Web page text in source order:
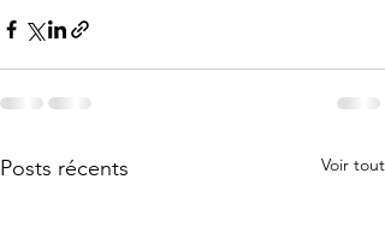
Posts récents Voir tout